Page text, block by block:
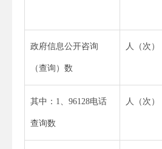
政府信息公开咨询
（查询）数
人（次）
其中：1、96128电话
查询数
人（次）